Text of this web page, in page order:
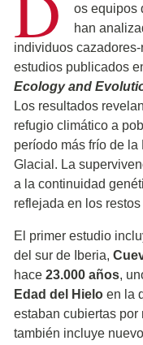
os equipos
han
individuos
estudios publicados
Ecology and
Los resultados
refugio climático a
período más frío de
Glacial. La
a la continuidad
reflejada en los
El primer estudio
del sur de Iberia,
hace 23.000 años,
Edad del Hielo en la
estaban cubiertas
también incluye